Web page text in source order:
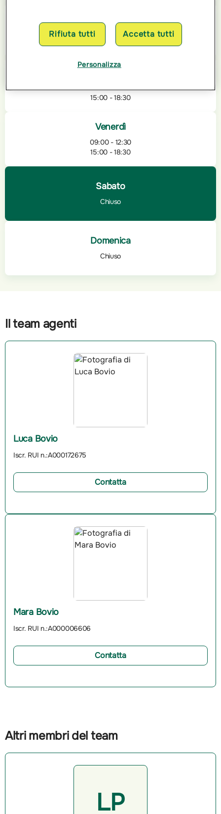
09:00 - 12:30
15:00 - 18:30
09:00 - 12:30
15:00 - 18:30
Venerdì
09:00 - 12:30
15:00 - 18:30
Sabato
Chiuso
Domenica
Chiuso
Il team agenti
Luca Bovio
Iscr. RUI n.:A000172675
Contatta
Mara Bovio
Iscr. RUI n.:A000006606
Contatta
Altri membri del team
LP
Rifiuta tutti Accetta tutti
Personalizza